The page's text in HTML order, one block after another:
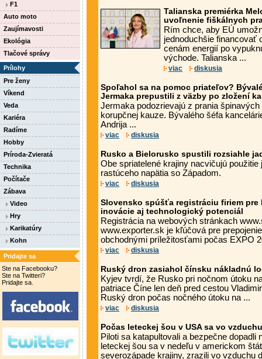
F1
Auto moto
Zaujímavosti
Ekológia
Tlačové správy
Prílohy
Pre ženy
Víkend
Veda
Kariéra
Radíme
Hobby
Príroda-Zvieratá
Technika
Počítače
Zábava
Video
Hry
Karikatúry
Kohn
Pridajte sa
Ste na Facebooku?
Ste na Twitteri?
Pridajte sa.
Talianska premiérka
uvoľnenie fiškálnych
Rím chce, aby EÚ
jednoduchšie financovať
cenám energií po
východe. Talianska ...
viac diskusia
Spoľahol sa na pomoc priateľov?
Jermaka prepustili z väzby po zložení
Jermaka podozrievajú z prania
korupčnej kauze. Bývalého šéfa
Andrija ...
viac diskusia
Rusko a Bielorusko spustili rozsiahle
Obe spriatelené krajiny nacvičujú
rastúceho napätia so Západom.
viac diskusia
Slovensko spúšťa registráciu firiem pre
inovácie aj technologický potenciál
Registrácia na webových stránkach
www.exporter.sk je kľúčová pre
obchodnými príležitosťami počas EXPO
viac diskusia
Ruský dron zasiahol čínsku nákladnú
Kyjev tvrdí, že Rusko pri nočnom útoku
patriace Číne len deň pred cestou
Ruský dron počas nočného útoku na ...
viac diskusia
Počas leteckej šou v USA sa vo
Piloti sa katapultovali a bezpečne dopadli
leteckej šou sa v nedeľu v americkom
severozápade krajiny, zrazili vo vzduchu